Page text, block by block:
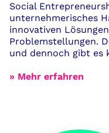
Social
unternehmerisches
innovativen
Problemstellungen.
und dennoch gibt es
» Mehr erfahren